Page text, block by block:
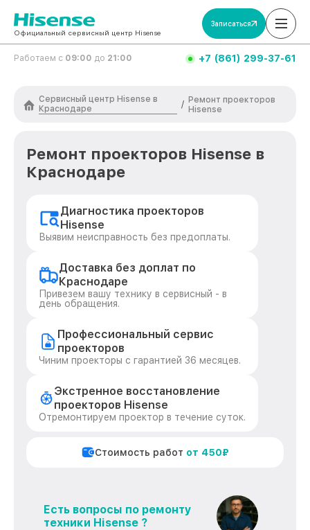
Официальный сервисный центр Hisense
Записаться
Работаем с 09:00 до 21:00 +7 (861) 299-37-61
Сервисный центр Hisense в
Краснодаре
/ Ремонт проекторов
Hisense
Ремонт проекторов Hisense в
Краснодаре
Диагностика проекторов
Hisense
Выявим неисправность без предоплаты.
Доставка без доплат по
Краснодаре
Привезем вашу технику в сервисный - в
день обращения.
Профессиональный сервис
проекторов
Чиним проекторы с гарантией 36 месяцев.
Экстренное восстановление
проекторов Hisense
Отремонтируем проектор в течение суток.
Стоимость работ от 450₽
Есть вопросы по ремонту
техники Hisense ?